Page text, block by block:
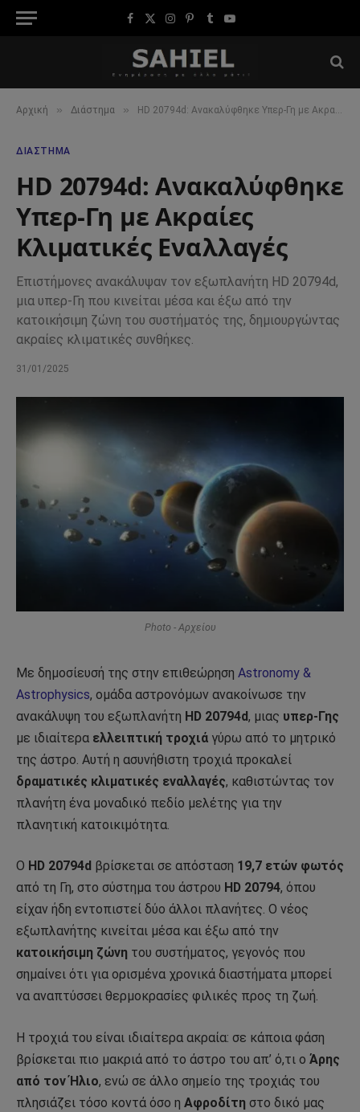
Facebook
X
Instagram
Pinterest
TumblrYouTube
Αρχική » Διάστημα » HD 20794d: Ανακαλύφθηκε Υπερ-Γη με Ακραίες Κλιματικές Εναλλαγές
ΔΙΆΣΤΗΜΑ
HD 20794d: Ανακαλύφθηκε
Υπερ-Γη με Ακραίες
Κλιματικές Εναλλαγές
Επιστήμονες ανακάλυψαν τον εξωπλανήτη HD 20794d,
μια υπερ-Γη που κινείται μέσα και έξω από την
κατοικήσιμη ζώνη του συστήματός της, δημιουργώντας
ακραίες κλιματικές συνθήκες.
31/01/2025
Photo - Αρχείου
Με δημοσίευσή της στην επιθεώρηση Astronomy &
Astrophysics, ομάδα αστρονόμων ανακοίνωσε την
ανακάλυψη του εξωπλανήτη HD 20794d, μιας υπερ-Γης
με ιδιαίτερα ελλειπτική τροχιά γύρω από το μητρικό
της άστρο. Αυτή η ασυνήθιστη τροχιά προκαλεί
δραματικές κλιματικές εναλλαγές, καθιστώντας τον
πλανήτη ένα μοναδικό πεδίο μελέτης για την
πλανητική κατοικιμότητα.
Ο HD 20794d βρίσκεται σε απόσταση 19,7 ετών φωτός
από τη Γη, στο σύστημα του άστρου HD 20794, όπου
είχαν ήδη εντοπιστεί δύο άλλοι πλανήτες. Ο νέος
εξωπλανήτης κινείται μέσα και έξω από την
κατοικήσιμη ζώνη του συστήματος, γεγονός που
σημαίνει ότι για ορισμένα χρονικά διαστήματα μπορεί
να αναπτύσσει θερμοκρασίες φιλικές προς τη ζωή.
Η τροχιά του είναι ιδιαίτερα ακραία: σε κάποια φάση
βρίσκεται πιο μακριά από το άστρο του απ’ ό,τι ο Άρης
από τον Ήλιο, ενώ σε άλλο σημείο της τροχιάς του
πλησιάζει τόσο κοντά όσο η Αφροδίτη στο δικό μας